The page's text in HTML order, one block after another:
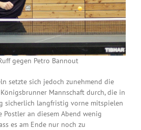
gegen Petro Bannout
setzte sich jedoch zunehmend die
Mannschaft durch, die in
sicherlich langfristig vorne mitspielen
Postler an diesem Abend wenig
es am Ende nur noch zu